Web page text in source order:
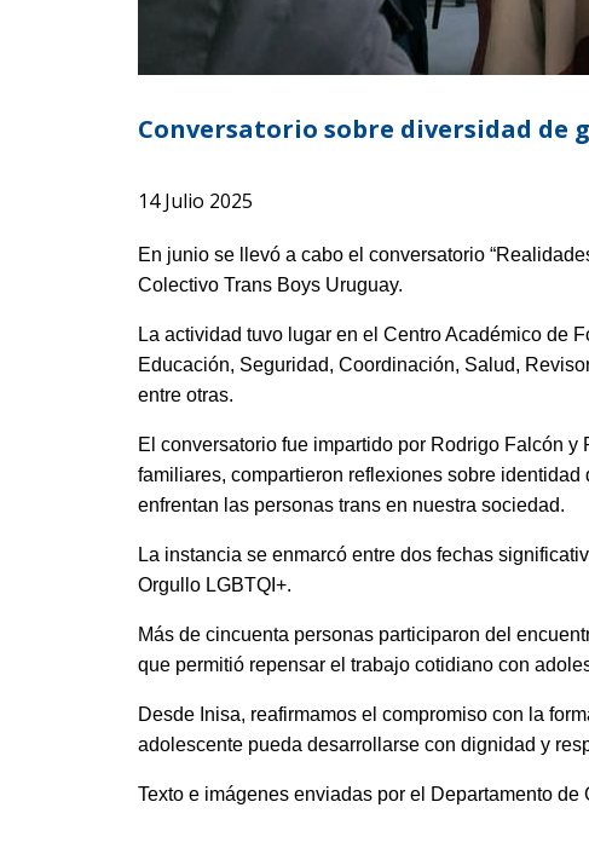
Conversatorio sobre diversidad de
14 Julio 2025
En junio se llevó a cabo el conversatorio
Colectivo Trans Boys Uruguay.
La actividad tuvo lugar en el Centro Académico de
Educación, Seguridad, Coordinación, Salud,
entre otras.
El conversatorio fue impartido por Rodrigo Falcón
familiares, compartieron reflexiones sobre
enfrentan las personas trans en nuestra sociedad.
La instancia se enmarcó entre dos fechas
Orgullo LGBTQI+.
Más de cincuenta personas participaron del
que permitió repensar el trabajo cotidiano con
Desde Inisa, reafirmamos el compromiso con la
adolescente pueda desarrollarse con dignidad y
Texto e imágenes enviadas por el Departamento de